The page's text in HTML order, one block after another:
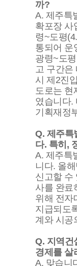
까?
A. 제주특
확포장 사
령~도평
통되어 운
광령~도
고 구간은
시 제2진
도로는 현
였습니다.
기획재정
Q. 제주특
다. 특히,
A. 제주특
니다. 올
신고할 수
사를 완료
위해 전자
지급되도
계와 시공
Q. 지역건
경제를 살
A. 맞습니